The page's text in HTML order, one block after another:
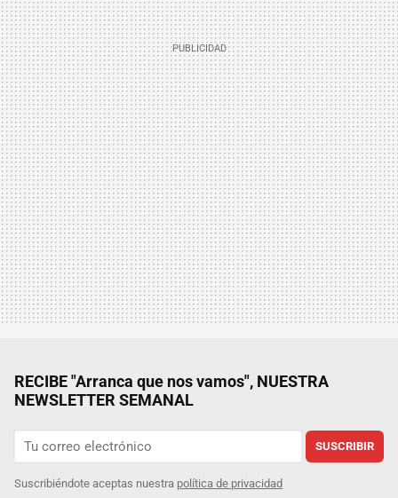
RECIBE "Arranca que nos vamos", NUESTRA
NEWSLETTER SEMANAL
SUSCRIBIR
Suscribiéndote aceptas nuestra política de privacidad